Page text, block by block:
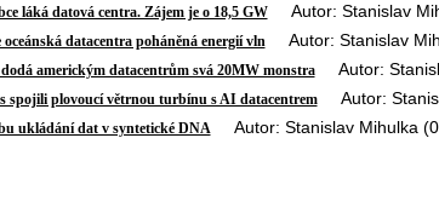
láká datová centra. Zájem je o 18,5 GWAutor: Stanislav
datacentra poháněná energií vln Autor: Stanislav
americkým datacentrům svá 20MW monstraAutor:
spojili plovoucí větrnou turbínu s AI datacentremAutor:
ukládání dat v syntetické DNA Autor: Stanislav Mihulka